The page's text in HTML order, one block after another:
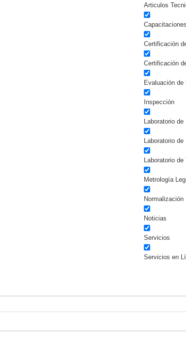
Articulos
Certificación
Certificación
Evaluación de
Inspección
Laboratorio
Laboratorio de
Laboratorio de
Metrología
Normalización
Noticias
Servicios
Servicios en